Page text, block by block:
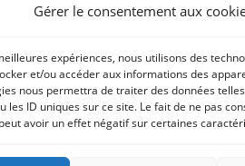
Gérer le consentement aux
expériences, nous utilisons des
et/ou accéder aux informations des
nous permettra de traiter des données
les ID uniques sur ce site. Le fait de ne pas
avoir un effet négatif sur certaines